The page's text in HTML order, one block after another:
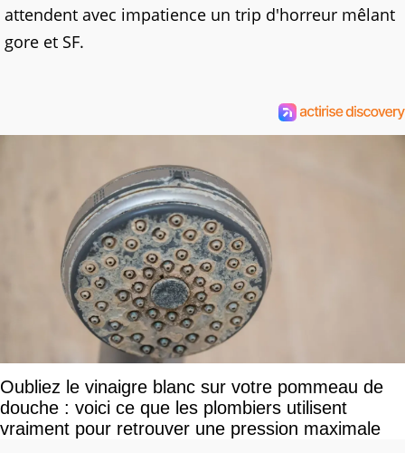
attendent avec impatience un trip d'horreur mêlant
gore et SF.
Oubliez le vinaigre blanc sur votre pommeau de
douche : voici ce que les plombiers utilisent
vraiment pour retrouver une pression maximale